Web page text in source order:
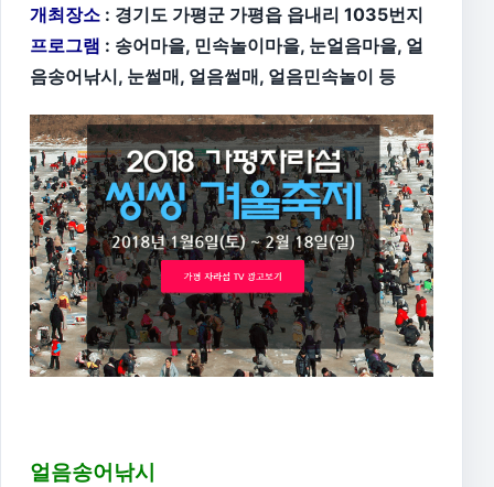
개최장소 : 경기도 가평군 가평읍 읍내리 1035번지
프로그램 : 송어마을, 민속놀이마을, 눈얼음마을, 얼
음송어낚시, 눈썰매, 얼음썰매, 얼음민속놀이 등
얼음송어낚시